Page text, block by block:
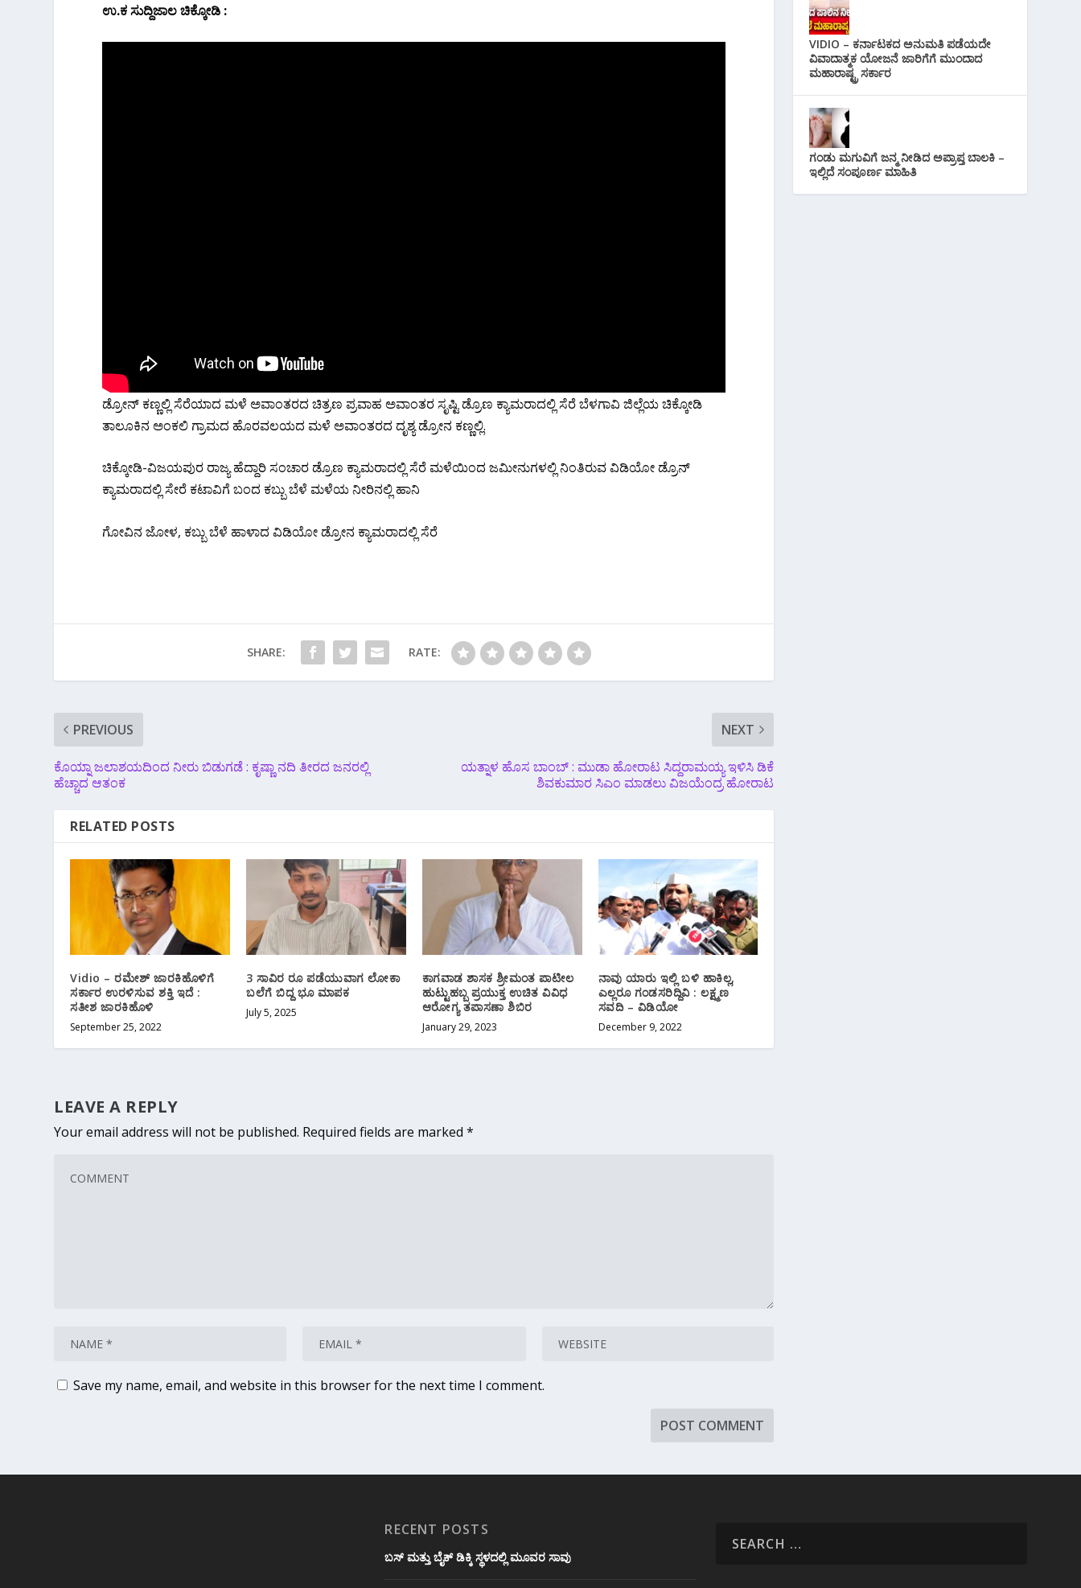
ಉ.ಕ ಸುದ್ದಿಜಾಲ ಚಿಕ್ಕೋಡಿ :
ಡ್ರೋನ್ ಕಣ್ಣಲ್ಲಿ ಸೆರೆಯಾದ ಮಳೆ ಅವಾಂತರದ ಚಿತ್ರಣ ಪ್ರವಾಹ ಅವಾಂತರ ಸೃಷ್ಟಿ ಡ್ರೊಣ ಕ್ಯಾಮರಾದಲ್ಲಿ ಸೆರೆ ಬೆಳಗಾವಿ ಜಿಲ್ಲೆಯ ಚಿಕ್ಕೋಡಿ
ತಾಲೂಕಿನ ಅಂಕಲಿ ಗ್ರಾಮದ ಹೊರವಲಯದ ಮಳೆ ಅವಾಂತರದ ದೃಶ್ಯ ಡ್ರೋನ ಕಣ್ಣಲ್ಲಿ.
ಚಿಕ್ಕೋಡಿ-ವಿಜಯಪುರ ರಾಜ್ಯ ಹೆದ್ದಾರಿ ಸಂಚಾರ ಡ್ರೊಣ ಕ್ಯಾಮರಾದಲ್ಲಿ ಸೆರೆ ಮಳೆಯಿಂದ ಜಮೀನುಗಳಲ್ಲಿ ನಿಂತಿರುವ ವಿಡಿಯೋ ಡ್ರೊನ್
ಕ್ಯಾಮರಾದಲ್ಲಿ ಸೇರೆ ಕಟಾವಿಗೆ ಬಂದ ಕಬ್ಬು ಬೆಳೆ ಮಳೆಯ ನೀರಿನಲ್ಲಿ ಹಾನಿ
ಗೋವಿನ ಜೋಳ, ಕಬ್ಬು ಬೆಳೆ ಹಾಳಾದ ವಿಡಿಯೋ ಡ್ರೋನ ಕ್ಯಾಮರಾದಲ್ಲಿ ಸೆರೆ
SHARE: RATE:
PREVIOUS
ಕೊಯ್ನಾ ಜಲಾಶಯದಿಂದ ನೀರು ಬಿಡುಗಡೆ : ಕೃಷ್ಣಾ ನದಿ ತೀರದ ಜನರಲ್ಲಿ
ಹೆಚ್ಚಾದ ಆತಂಕ
NEXT
ಯತ್ನಾಳ ಹೊಸ ಬಾಂಬ್ : ಮುಡಾ ಹೋರಾಟ ಸಿದ್ದರಾಮಯ್ಯ ಇಳಿಸಿ ಡಿಕೆ
ಶಿವಕುಮಾರ ಸಿಎಂ ಮಾಡಲು ವಿಜಯೆಂದ್ರ ಹೋರಾಟ
RELATED POSTS
Vidio – ರಮೇಶ್ ಜಾರಕಿಹೊಳಿಗೆ
ಸರ್ಕಾರ ಉರಳಿಸುವ ಶಕ್ತಿ ಇದೆ :
ಸತೀಶ ಜಾರಕಿಹೊಳಿ
September 25, 2022
3 ಸಾವಿರ ರೂ ಪಡೆಯುವಾಗ ಲೋಕಾ
ಬಲೆಗೆ ಬಿದ್ದ ಭೂ ಮಾಪಕ
July 5, 2025
ಕಾಗವಾಡ ಶಾಸಕ ಶ್ರೀಮಂತ ಪಾಟೀಲ
ಹುಟ್ಟುಹಬ್ಬ ಪ್ರಯುಕ್ತ ಉಚಿತ ವಿವಿಧ
ಆರೋಗ್ಯ ತಪಾಸಣಾ ಶಿಬಿರ
January 29, 2023
ನಾವು ಯಾರು ಇಲ್ಲಿ ಬಳಿ ಹಾಕಿಲ್ಲ,
ಎಲ್ಲರೂ ಗಂಡಸರಿದ್ದಿವಿ : ಲಕ್ಷ್ಮಣ
ಸವದಿ – ವಿಡಿಯೋ
December 9, 2022
LEAVE A REPLY
Your email address will not be published. Required fields are marked*
Save my name, email, and website in this browser for the next time I comment.
VIDIO – ಕರ್ನಾಟಕದ ಅನುಮತಿ ಪಡೆಯದೇ
ವಿವಾದಾತ್ಮಕ ಯೋಜನೆ ಜಾರಿಗೆಗೆ ಮುಂದಾದ
ಮಹಾರಾಷ್ಟ್ರ ಸರ್ಕಾರ
ಗಂಡು ಮಗುವಿಗೆ ಜನ್ಮ ನೀಡಿದ ಅಪ್ರಾಪ್ತ ಬಾಲಕಿ –
ಇಲ್ಲಿದೆ ಸಂಪೂರ್ಣ ಮಾಹಿತಿ
RECENT POSTS
ಬಸ್ ಮತ್ತು ಬೈಕ್ ಡಿಕ್ಕಿ ಸ್ಥಳದಲ್ಲಿ ಮೂವರ ಸಾವು